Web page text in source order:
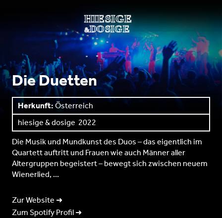
Die Duetten
Herkunft: Österreich
hiesige & dosige 2022
Die Musik und Mundkunst des Duos – das eigentlich im
Quartett auftritt und Frauen wie auch Männer aller
Altergruppen begeistert – bewegt sich zwischen neuem
Wienerlied, ...
Zur Website ➜
Zum Spotify Profil ➜